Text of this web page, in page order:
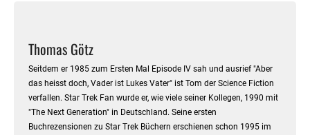
Thomas Götz
Seitdem er 1985 zum Ersten Mal Episode IV sah und ausrief "Aber
das heisst doch, Vader ist Lukes Vater" ist Tom der Science Fiction
verfallen. Star Trek Fan wurde er, wie viele seiner Kollegen, 1990 mit
"The Next Generation" in Deutschland. Seine ersten
Buchrezensionen zu Star Trek Büchern erschienen schon 1995 im